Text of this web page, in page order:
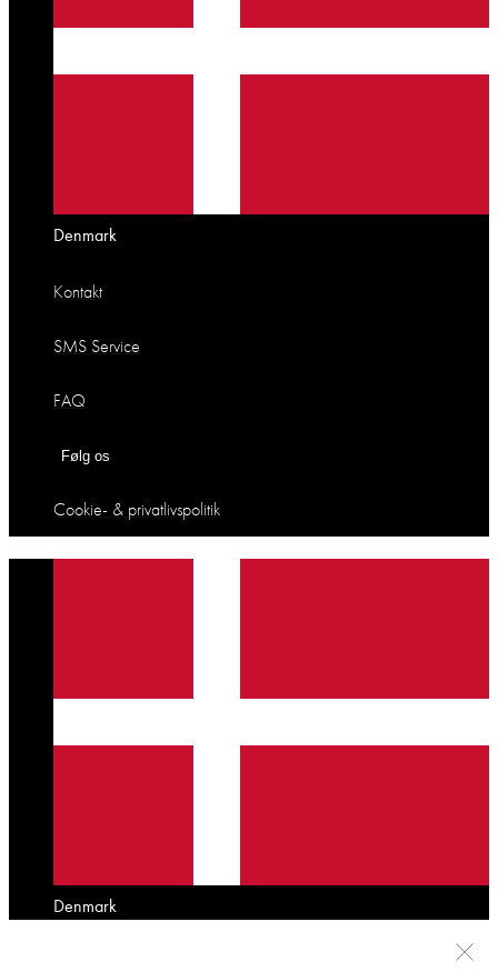
Denmark
Kontakt
SMS Service
FAQ
Følg os
Cookie- & privatlivspolitik
Denmark